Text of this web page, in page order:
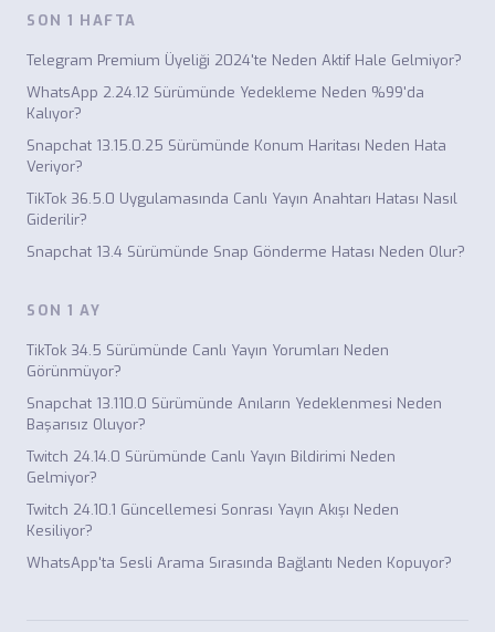
SON 1 HAFTA
Telegram Premium Üyeliği 2024'te Neden Aktif Hale Gelmiyor?
WhatsApp 2.24.12 Sürümünde Yedekleme Neden %99'da
Kalıyor?
Snapchat 13.15.0.25 Sürümünde Konum Haritası Neden Hata
Veriyor?
TikTok 36.5.0 Uygulamasında Canlı Yayın Anahtarı Hatası Nasıl
Giderilir?
Snapchat 13.4 Sürümünde Snap Gönderme Hatası Neden Olur?
SON 1 AY
TikTok 34.5 Sürümünde Canlı Yayın Yorumları Neden
Görünmüyor?
Snapchat 13.110.0 Sürümünde Anıların Yedeklenmesi Neden
Başarısız Oluyor?
Twitch 24.14.0 Sürümünde Canlı Yayın Bildirimi Neden
Gelmiyor?
Twitch 24.10.1 Güncellemesi Sonrası Yayın Akışı Neden
Kesiliyor?
WhatsApp'ta Sesli Arama Sırasında Bağlantı Neden Kopuyor?